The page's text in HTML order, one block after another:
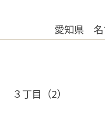
愛知県 名
３丁目（2）